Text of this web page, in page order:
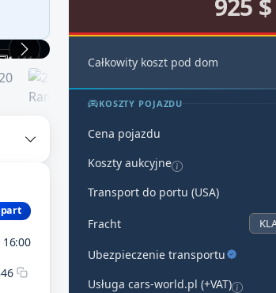
1 / 11
16:00
925 $
Całkowity koszt pod dom
KOSZTY POJAZDU
Cena pojazdu
Koszty aukcyjne
Transport do portu (USA)
Fracht
Ubezpieczenie transportu
Usługa cars-world.pl (+VAT)